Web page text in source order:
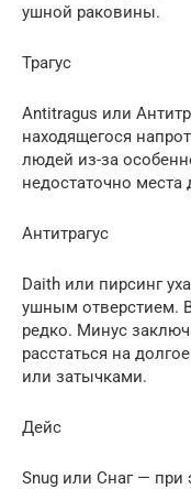
ушной раковины.
Трагус
Antitragus или
находящегося
людей из-за
недостаточно места
Антитрагус
Daith или пирсинг
ушным отверстием.
редко. Минус
расстаться на
или затычками.
Дейс
Snug или Снаг — при